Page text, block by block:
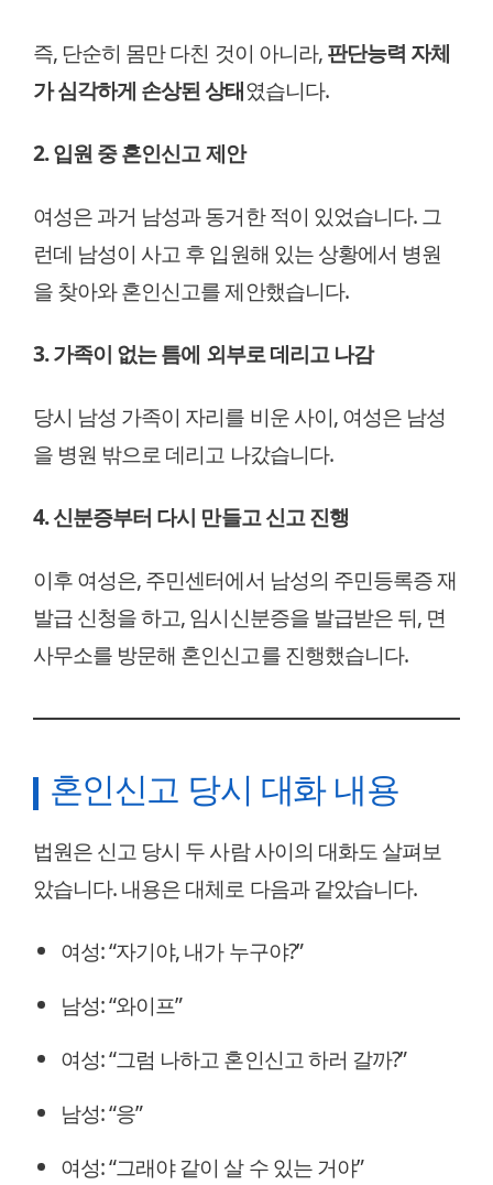
즉, 단순히 몸만 다친 것이 아니라,판단능력 자체
가 심각하게 손상된 상태였습니다.
2. 입원 중 혼인신고 제안
여성은 과거 남성과 동거한 적이 있었습니다. 그
런데 남성이 사고 후 입원해 있는 상황에서 병원
을 찾아와 혼인신고를 제안했습니다.
3. 가족이 없는 틈에 외부로 데리고 나감
당시 남성 가족이 자리를 비운 사이, 여성은 남성
을 병원 밖으로 데리고 나갔습니다.
4. 신분증부터 다시 만들고 신고 진행
이후 여성은, 주민센터에서 남성의 주민등록증 재
발급 신청을 하고, 임시신분증을 발급받은 뒤, 면
사무소를 방문해 혼인신고를 진행했습니다.
혼인신고 당시 대화 내용
법원은 신고 당시 두 사람 사이의 대화도 살펴보
았습니다. 내용은 대체로 다음과 같았습니다.
여성: “자기야, 내가 누구야?”
남성: “와이프”
여성: “그럼 나하고 혼인신고 하러 갈까?”
남성: “응”
여성: “그래야 같이 살 수 있는 거야”